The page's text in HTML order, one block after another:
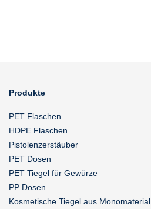
Produkte
PET Flaschen
HDPE Flaschen
Pistolenzerstäuber
PET Dosen
PET Tiegel für Gewürze
PP Dosen
Kosmetische Tiegel aus Monomaterial